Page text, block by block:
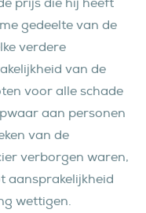
prijs die hij heeft
gedeelte van de
verdere
van de
voor alle schade
aan personen
van de
verborgen waren,
aansprakelijkheid
wettigen.